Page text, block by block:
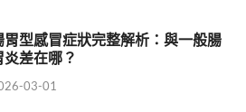
胃型感冒症狀完整解析：與一般腸
炎差在哪？
03-01